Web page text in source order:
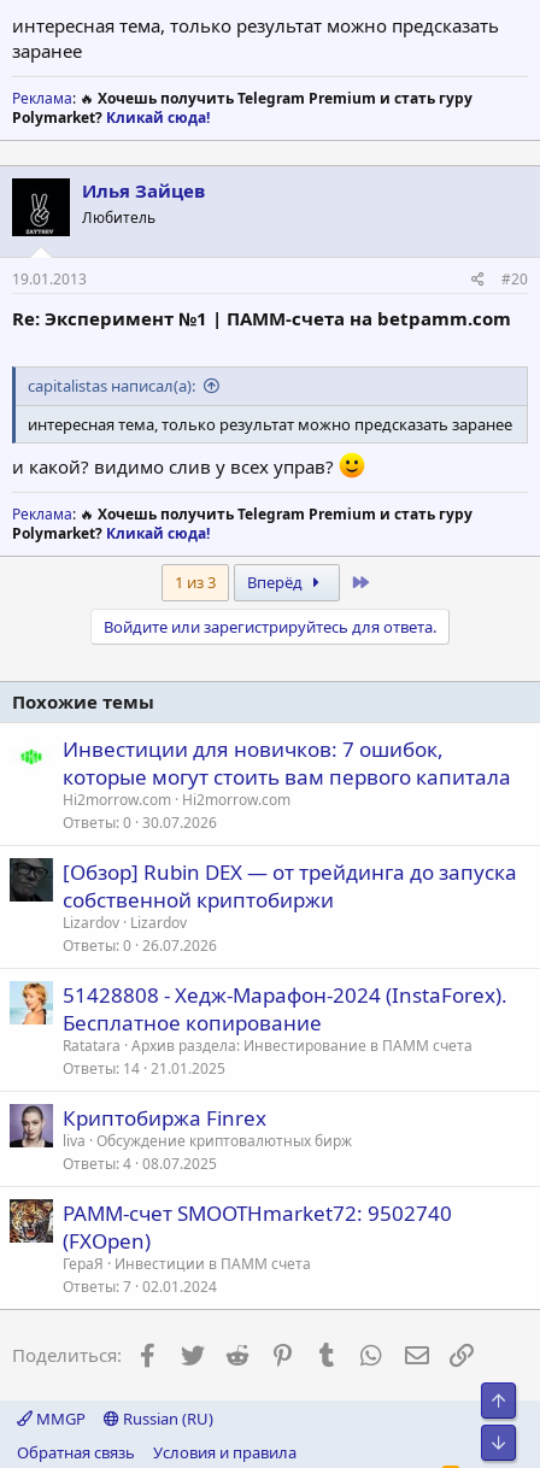
интересная тема, только результат можно предсказать
заранее
Реклама: 🔥 Хочешь получить Telegram Premium и стать гуру
Polymarket? Кликай сюда!
Илья Зайцев
Любитель
19.01.2013 #20
Re: Эксперимент №1 | ПАММ-счета на betpamm.com
capitalistas написал(а):
интересная тема, только результат можно предсказать заранее
и какой? видимо слив у всех управ?
Реклама: 🔥 Хочешь получить Telegram Premium и стать гуру
Polymarket? Кликай сюда!
1 из 3 Вперёд
Войдите или зарегистрируйтесь для ответа.
Похожие темы
Инвестиции для новичков: 7 ошибок,
которые могут стоить вам первого капитала
Hi2morrow.com Hi2morrow.com
Ответы 0 30.07.2026
[Обзор] Rubin DEX — от трейдинга до запуска
собственной криптобиржи
Lizardov Lizardov
Ответы 0 26.07.2026
51428808 - Хедж-Марафон-2024 (InstaForex).
Бесплатное копирование
Ratatara Архив раздела: Инвестирование в ПАММ счета
Ответы 14 21.01.2025
Криптобиржа Finrex
liva Обсуждение криптовалютных бирж
Ответы 4 08.07.2025
PAMM-счет SMOOTHmarket72: 9502740
(FXOpen)
ГераЯ
Инвестиции в ПАММ счета
Ответы 7 02.01.2024
Поделиться: Facebook
Twitter Reddit PinterestTumblr WhatsApp
MMGP
Russian (RU)
Обратная связь
Условия и правила